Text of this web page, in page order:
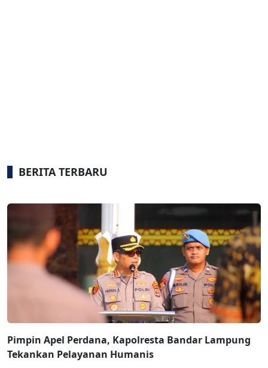
BERITA TERBARU
Pimpin Apel Perdana, Kapolresta Bandar Lampung
Tekankan Pelayanan Humanis